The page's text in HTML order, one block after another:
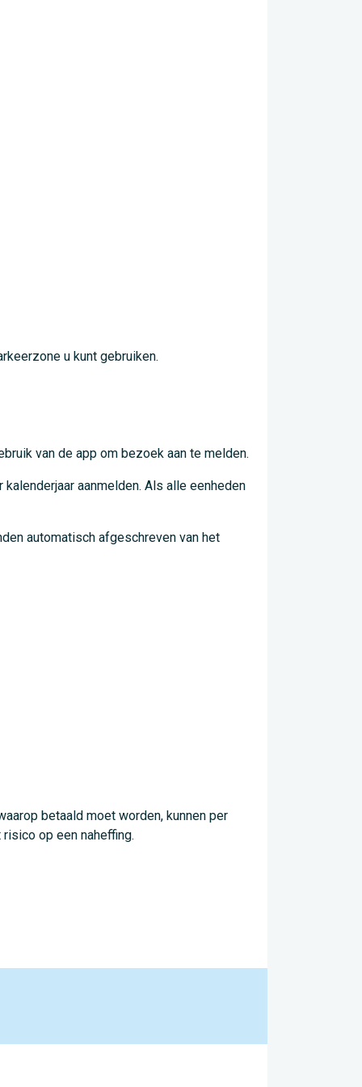
u kunt gebruiken.
van de app om bezoek aan te melden.
aanmelden. Als alle eenheden
automatisch afgeschreven van het
betaald moet worden, kunnen per
op een naheffing.